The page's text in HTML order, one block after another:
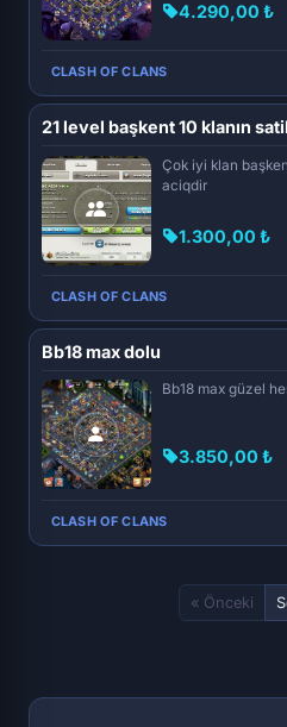
4.290,00 ₺
CLASH OF CLANS
21 level başkent 10 klanın
Çok iyi klan
aciqdir
1.300,00 ₺
CLASH OF CLANS
Bb18 max dolu
Bb18 max güzel
3.850,00 ₺
CLASH OF CLANS
« Önceki